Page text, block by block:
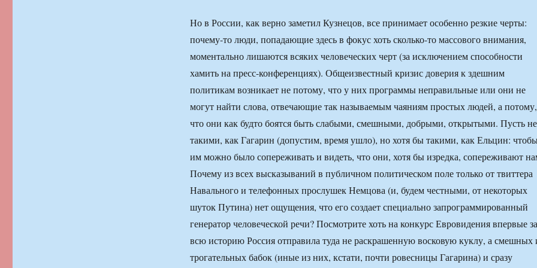
Но в России, как верно заметил Кузнецов, все принимает особенно резкие черты:
почему-то люди, попадающие здесь в фокус хоть сколько-то массового внимания,
моментально лишаются всяких человеческих черт (за исключением способности
хамить на пресс-конференциях). Общеизвестный кризис доверия к здешним
политикам возникает не потому, что у них программы неправильные или они не
могут найти слова, отвечающие так называемым чаяниям простых людей, а потому,
что они как будто боятся быть слабыми, смешными, добрыми, открытыми. Пусть не
такими, как Гагарин (допустим, время ушло), но хотя бы такими, как Ельцин:
им можно было сопереживать и видеть, что они, хотя бы изредка, сопереживают
Почему из всех высказываний в публичном политическом поле только от твиттера
Навального и телефонных прослушек Немцова (и, будем честными, от некоторых
шуток Путина) нет ощущения, что его создает специально запрограммированный
генератор человеческой речи? Посмотрите хоть на конкурс Евровидения впервые за
всю историю Россия отправила туда не раскрашенную восковую куклу, а смешных
трогательных бабок (иные из них, кстати, почти ровесницы Гагарина) и сразу